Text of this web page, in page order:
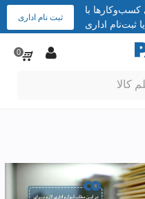
با
ثبت‌نام اداری
ثبت نام اداری
0